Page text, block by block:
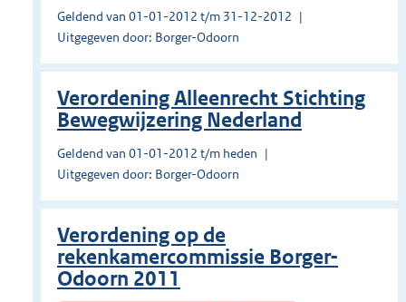
Geldend van 01-01-2012 t/m 31-12-2012
Uitgegeven door: Borger-Odoorn
Verordening Alleenrecht Stichting
Bewegwijzering Nederland
Geldend van 01-01-2012 t/m heden
Uitgegeven door: Borger-Odoorn
Verordening op de
rekenkamercommissie Borger-
Odoorn 2011